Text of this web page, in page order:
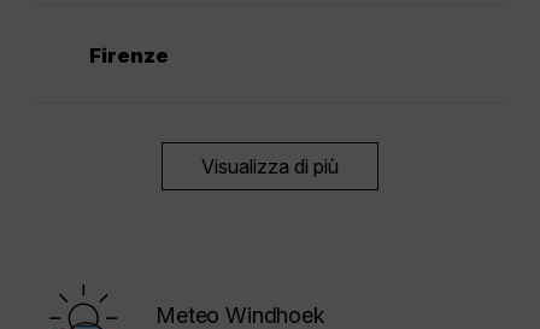
Firenze
Visualizza di più
Meteo Windhoek